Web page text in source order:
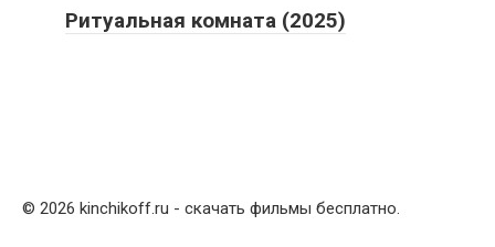
Ритуальная комната (2025)
© 2026 kinchikoff.ru - скачать фильмы бесплатно.